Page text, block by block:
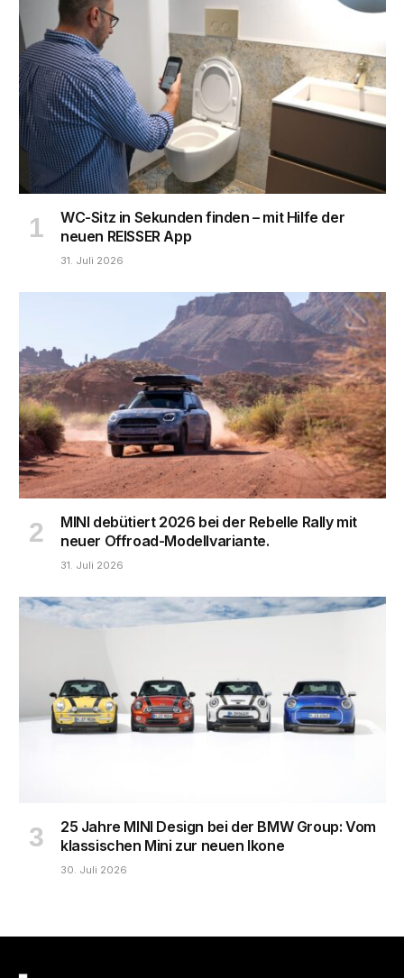
WC-Sitz in Sekunden finden – mit Hilfe der
neuen REISSER App
31. Juli 2026
MINI debütiert 2026 bei der Rebelle Rally mit
neuer Offroad-Modellvariante.
31. Juli 2026
25 Jahre MINI Design bei der BMW Group: Vom
klassischen Mini zur neuen Ikone
30. Juli 2026